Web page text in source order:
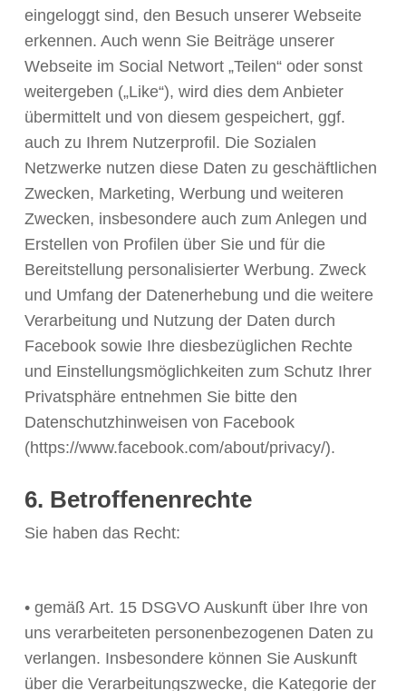
eingeloggt sind, den Besuch unserer Webseite
erkennen. Auch wenn Sie Beiträge unserer
Webseite im Social Networt „Teilen“ oder sonst
weitergeben („Like“), wird dies dem Anbieter
übermittelt und von diesem gespeichert, ggf.
auch zu Ihrem Nutzerprofil. Die Sozialen
Netzwerke nutzen diese Daten zu geschäftlichen
Zwecken, Marketing, Werbung und weiteren
Zwecken, insbesondere auch zum Anlegen und
Erstellen von Profilen über Sie und für die
Bereitstellung personalisierter Werbung. Zweck
und Umfang der Datenerhebung und die weitere
Verarbeitung und Nutzung der Daten durch
Facebook sowie Ihre diesbezüglichen Rechte
und Einstellungsmöglichkeiten zum Schutz Ihrer
Privatsphäre entnehmen Sie bitte den
Datenschutzhinweisen von Facebook
(https://www.facebook.com/about/privacy/).
6. Betroffenenrechte
Sie haben das Recht:
• gemäß Art. 15 DSGVO Auskunft über Ihre von
uns verarbeiteten personenbezogenen Daten zu
verlangen. Insbesondere können Sie Auskunft
über die Verarbeitungszwecke, die Kategorie der